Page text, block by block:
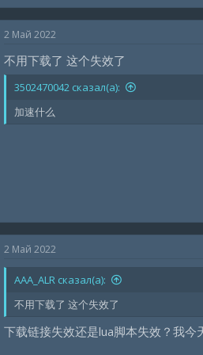
2 Май 2022
不用下载了 这个失效了
3502470042 сказал(а):
加速什么
2 Май 2022
AAA_ALR сказал(а):
不用下载了 这个失效了
下载链接失效还是lua脚本失效？我今